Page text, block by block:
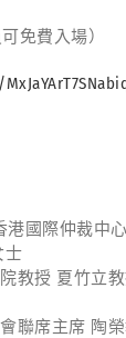
免費入場）
國際仲裁中
士
教授 夏竹立
聯席主席 陶